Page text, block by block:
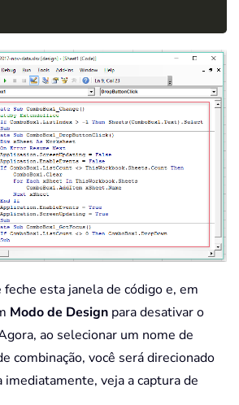
esta janela de código e, em
Modo de Design para desativar o
ao selecionar um nome de
combinação, você será direcionado
imediatamente, veja a captura de